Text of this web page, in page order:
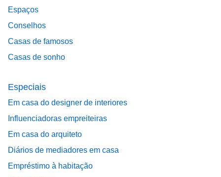
Espaços
Conselhos
Casas de famosos
Casas de sonho
Especiais
Em casa do designer de interiores
Influenciadoras empreiteiras
Em casa do arquiteto
Diários de mediadores em casa
Empréstimo à habitação